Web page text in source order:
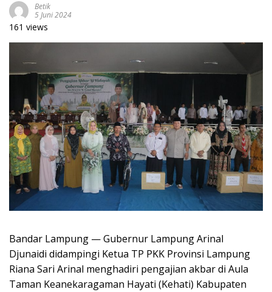
Betik
5 Juni 2024
161 views
Bandar Lampung — Gubernur Lampung Arinal
Djunaidi didampingi Ketua TP PKK Provinsi Lampung
Riana Sari Arinal menghadiri pengajian akbar di Aula
Taman Keanekaragaman Hayati (Kehati) Kabupaten